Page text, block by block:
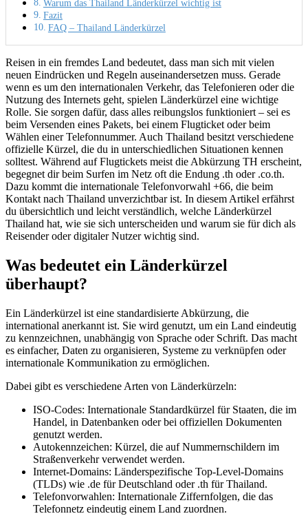
Warum das Thailand Länderkürzel wichtig ist
Fazit
FAQ – Thailand Länderkürzel
Reisen in ein fremdes Land bedeutet, dass man sich mit vielen
neuen Eindrücken und Regeln auseinandersetzen muss. Gerade
wenn es um den internationalen Verkehr, das Telefonieren oder die
Nutzung des Internets geht, spielen Länderkürzel eine wichtige
Rolle. Sie sorgen dafür, dass alles reibungslos funktioniert – sei es
beim Versenden eines Pakets, bei einem Flugticket oder beim
Wählen einer Telefonnummer. Auch Thailand besitzt verschiedene
offizielle Kürzel, die du in unterschiedlichen Situationen kennen
solltest. Während auf Flugtickets meist die Abkürzung TH erscheint,
begegnet dir beim Surfen im Netz oft die Endung .th oder .co.th.
Dazu kommt die internationale Telefonvorwahl +66, die beim
Kontakt nach Thailand unverzichtbar ist. In diesem Artikel erfährst
du übersichtlich und leicht verständlich, welche Länderkürzel
Thailand hat, wie sie sich unterscheiden und warum sie für dich als
Reisender oder digitaler Nutzer wichtig sind.
Was bedeutet ein Länderkürzel
überhaupt?
Ein Länderkürzel ist eine standardisierte Abkürzung, die
international anerkannt ist. Sie wird genutzt, um ein Land eindeutig
zu kennzeichnen, unabhängig von Sprache oder Schrift. Das macht
es einfacher, Daten zu organisieren, Systeme zu verknüpfen oder
internationale Kommunikation zu ermöglichen.
Dabei gibt es verschiedene Arten von Länderkürzeln:
ISO-Codes: Internationale Standardkürzel für Staaten, die im
Handel, in Datenbanken oder bei offiziellen Dokumenten
genutzt werden.
Autokennzeichen: Kürzel, die auf Nummernschildern im
Straßenverkehr verwendet werden.
Internet-Domains: Länderspezifische Top-Level-Domains
(TLDs) wie .de für Deutschland oder .th für Thailand.
Telefonvorwahlen: Internationale Ziffernfolgen, die das
Telefonnetz eindeutig einem Land zuordnen.